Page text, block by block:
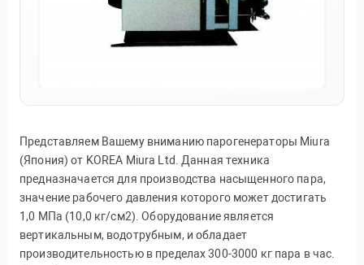
Представляем Вашему вниманию парогенераторы Miura
(Япония) от KOREA Miura Ltd. Данная техника
предназначается для производства насыщенного пара,
значение рабочего давления которого может достигать
1,0 МПа (10,0 кг/см2). Оборудование является
вертикальным, водотрубным, и обладает
производительностью в пределах 300-3000 кг пара в час.